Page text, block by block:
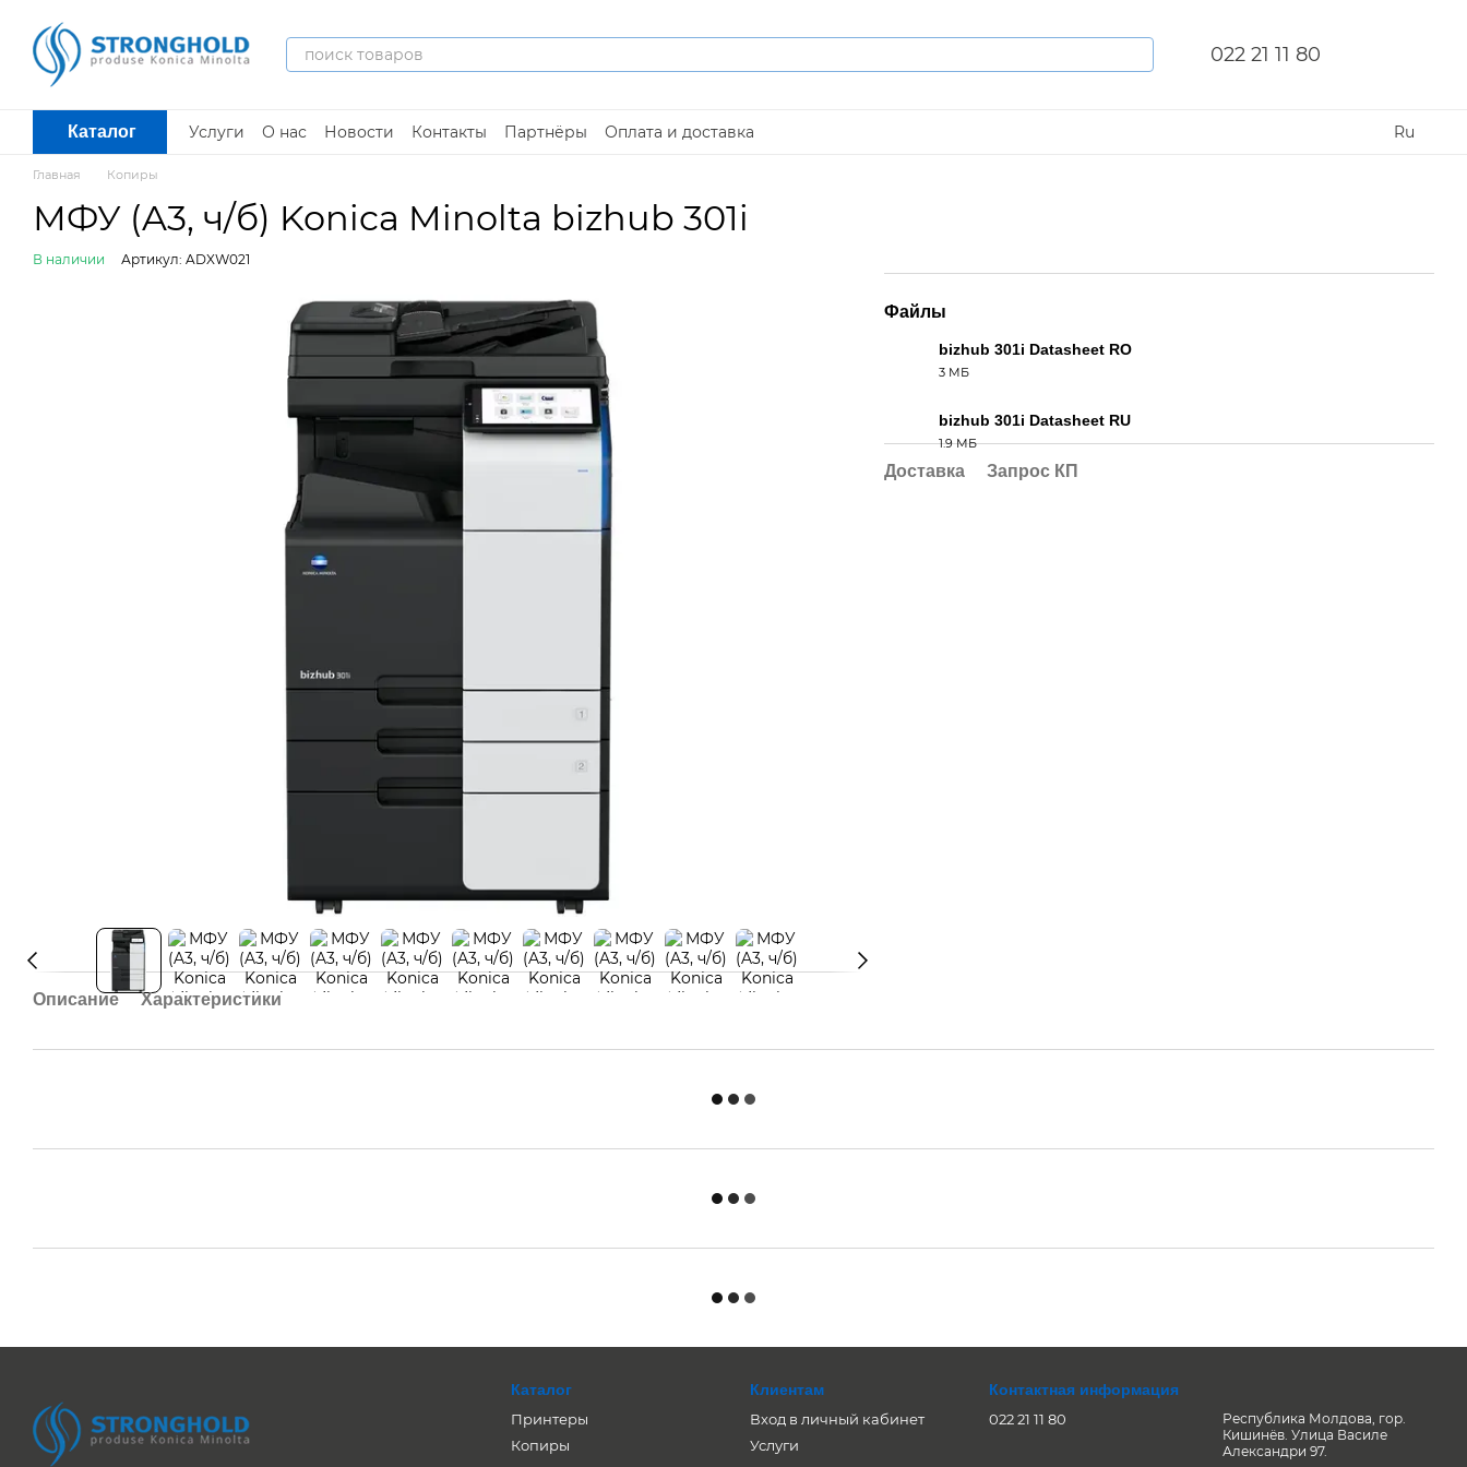
022 21 11 80
Каталог Услуги О нас Новости Контакты Партнёры Оплата и доставка Ru
Главная Копиры
МФУ (A3, ч/б) Konica Minolta bizhub 301i
В наличии Артикул: ADXW021
Описание Характеристики
Файлы
bizhub 301i Datasheet RO
3 МБ
bizhub 301i Datasheet RU
1.9 МБ
Доставка Запрос КП
Каталог
Принтеры
Копиры
Клиентам
Вход в личный кабинет
Услуги
Контактная информация
022 21 11 80
Республика Молдова, гор.
Кишинёв. Улица Василе
Александри 97.